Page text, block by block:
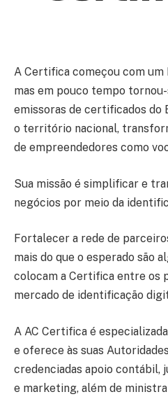
A Certifica começou com
mas em pouco tempo
emissoras de certificados do
o território nacional,
de empreendedores como
Sua missão é simplificar e
negócios por meio da
Fortalecer a rede de
mais do que o esperado são
colocam a Certifica entre os
mercado de identificação
A AC Certifica é
e oferece às suas
credenciadas apoio contábil,
e marketing, além de